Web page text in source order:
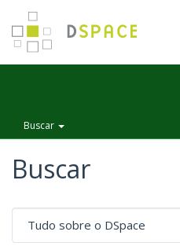
Buscar
Buscar